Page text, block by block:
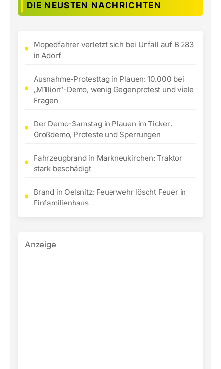
DIE NEUSTEN NACHRICHTEN
Mopedfahrer verletzt sich bei Unfall auf B 283
in Adorf
Ausnahme-Protesttag in Plauen: 10.000 bei
„M1llion“-Demo, wenig Gegenprotest und viele
Fragen
Der Demo-Samstag in Plauen im Ticker:
Großdemo, Proteste und Sperrungen
Fahrzeugbrand in Markneukirchen: Traktor
stark beschädigt
Brand in Oelsnitz: Feuerwehr löscht Feuer in
Einfamilienhaus
Anzeige